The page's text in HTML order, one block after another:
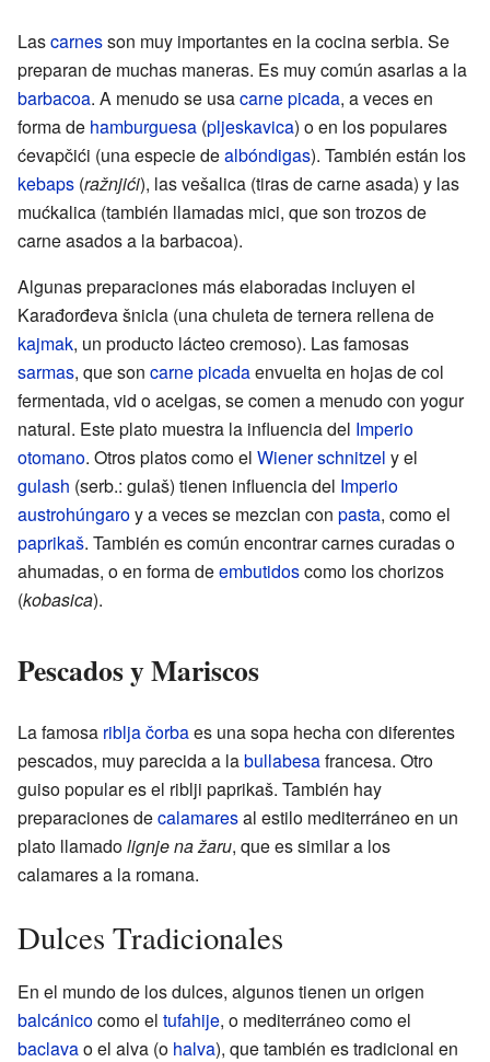
Lascarnesson muy importantes en la cocina serbia. Se
preparan de muchas maneras. Es muy común asarlas a la
barbacoa. A menudo se usacarne picada, a veces en
forma de hamburguesa (pljeskavica) o en los populares
ćevapčići (una especie dealbóndigas). También están los
kebaps (ražnjići), las vešalica (tiras de carne asada) y las
mućkalica (también llamadas mici, que son trozos de
carne asados a la barbacoa).
Algunas preparaciones más elaboradas incluyen el
Karađorđeva šnicla (una chuleta de ternera rellena de
kajmak, un producto lácteo cremoso). Las famosas
sarmas, que son carne picadaenvuelta en hojas de col
fermentada, vid o acelgas, se comen a menudo con yogur
natural. Este plato muestra la influencia del Imperio
otomano. Otros platos como el Wiener schnitzel y el
gulash (serb.: gulaš) tienen influencia del Imperio
austrohúngaroy a veces se mezclan con pasta, como el
paprikaš. También es común encontrar carnes curadas o
ahumadas, o en forma deembutidoscomo los chorizos
(kobasica).
Pescados y Mariscos
La famosa riblja čorbaes una sopa hecha con diferentes
pescados, muy parecida a labullabesafrancesa. Otro
guiso popular es el riblji paprikaš. También hay
preparaciones decalamaresal estilo mediterráneo en un
plato llamadolignje na žaru, que es similar a los
calamares a la romana.
Dulces Tradicionales
En el mundo de los dulces, algunos tienen un origen
balcánicocomo el tufahije, o mediterráneo como el
baclavao el alva (o halva), que también es tradicional en